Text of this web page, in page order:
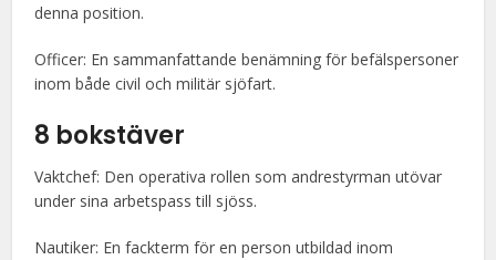
denna position.
Officer: En sammanfattande benämning för befälspersoner
inom både civil och militär sjöfart.
8 bokstäver
Vaktchef: Den operativa rollen som andrestyrman utövar
under sina arbetspass till sjöss.
Nautiker: En fackterm för en person utbildad inom